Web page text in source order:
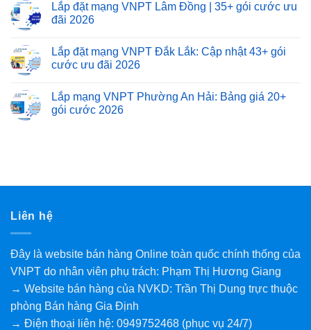
Lắp đặt mạng VNPT Lâm Đồng | 35+ gói cước ưu
đãi 2026
Lắp đặt mạng VNPT Đắk Lắk: Cập nhật 43+ gói
cước ưu đãi 2026
Lắp mạng VNPT Phường An Hải: Bảng giá 20+
gói cước 2026
Liên hệ
Đây là website bán hàng Online toàn quốc chính thống của
VNPT do nhân viên phụ trách: Phạm Thị Hương Giang
→ Website bán hàng của NVKD: Trần Thị Dung trực thuộc
phòng Bán hàng Gia Định
→ Điện thoại liên hệ: 0949752468 (phục vụ 24/7)